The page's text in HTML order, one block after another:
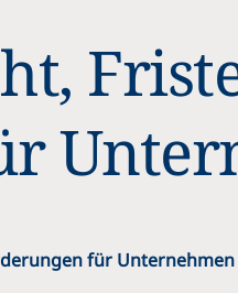
für Unternehmen